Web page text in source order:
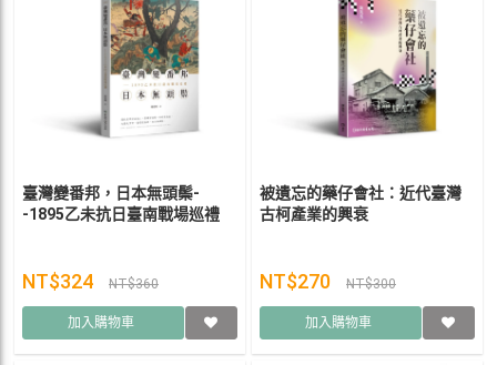
臺灣變番邦，日本無頭鬃-
-1895乙未抗日臺南戰場巡禮
NT$324 NT$360
加入購物車
被遺忘的藥仔會社：近代臺灣
古柯產業的興衰
NT$270 NT$300
加入購物車